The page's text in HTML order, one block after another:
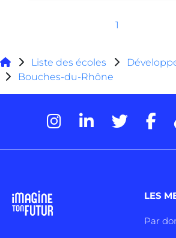
1
Liste des écoles
Bouches-du-Rhône
LES
Par